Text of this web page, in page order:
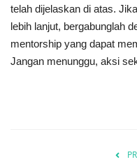
telah dijelaskan di atas.
lebih lanjut, bergabunglah
mentorship yang dapat
Jangan menunggu, aksi